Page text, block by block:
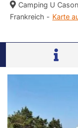
Camping U
Frankreich - Karte